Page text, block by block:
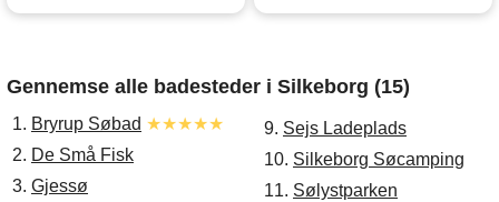
Gennemse alle badesteder i Silkeborg (15)
1. Bryrup Søbad ★★★★★
2. De Små Fisk
3. Gjessø
9. Sejs Ladeplads
10. Silkeborg Søcamping
11. Sølystparken